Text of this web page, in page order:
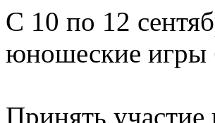
С 10 по 12
юношеские игры
Принять